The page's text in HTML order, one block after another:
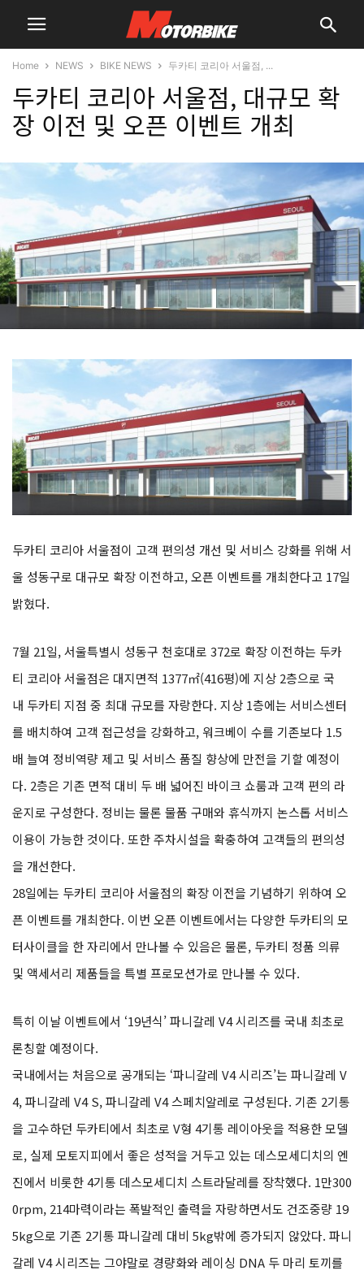
Home NEWS BIKE NEWS 두카티 코리아 서울점, ...
두카티 코리아 서울점, 대규모 확
장 이전 및 오픈 이벤트 개최
두카티 코리아 서울점이 고객 편의성 개선 및 서비스 강화를 위해 서
울 성동구로 대규모 확장 이전하고, 오픈 이벤트를 개최한다고 17일
밝혔다.
7월 21일, 서울특별시 성동구 천호대로 372로 확장 이전하는 두카
티 코리아 서울점은 대지면적 1377㎡(416평)에 지상 2층으로 국
내 두카티 지점 중 최대 규모를 자랑한다. 지상 1층에는 서비스센터
를 배치하여 고객 접근성을 강화하고, 워크베이 수를 기존보다 1.5
배 늘여 정비역량 제고 및 서비스 품질 향상에 만전을 기할 예정이
다. 2층은 기존 면적 대비 두 배 넓어진 바이크 쇼룸과 고객 편의 라
운지로 구성한다. 정비는 물론 물품 구매와 휴식까지 논스톱 서비스
이용이 가능한 것이다. 또한 주차시설을 확충하여 고객들의 편의성
을 개선한다.
28일에는 두카티 코리아 서울점의 확장 이전을 기념하기 위하여 오
픈 이벤트를 개최한다. 이번 오픈 이벤트에서는 다양한 두카티의 모
터사이클을 한 자리에서 만나볼 수 있음은 물론, 두카티 정품 의류
및 액세서리 제품들을 특별 프로모션가로 만나볼 수 있다.
특히 이날 이벤트에서 ‘19년식’ 파니갈레 V4 시리즈를 국내 최초로
론칭할 예정이다.
국내에서는 처음으로 공개되는 ‘파니갈레 V4 시리즈’는 파니갈레 V
4, 파니갈레 V4 S, 파니갈레 V4 스페치알레로 구성된다. 기존 2기통
을 고수하던 두카티에서 최초로 V형 4기통 레이아웃을 적용한 모델
로, 실제 모토지피에서 좋은 성적을 거두고 있는 데스모세디치의 엔
진에서 비롯한 4기통 데스모세디치 스트라달레를 장착했다. 1만300
0rpm, 214마력이라는 폭발적인 출력을 자랑하면서도 건조중량 19
5kg으로 기존 2기통 파니갈레 대비 5kg밖에 증가되지 않았다. 파니
갈레 V4 시리즈는 그야말로 경량화와 레이싱 DNA 두 마리 토끼를